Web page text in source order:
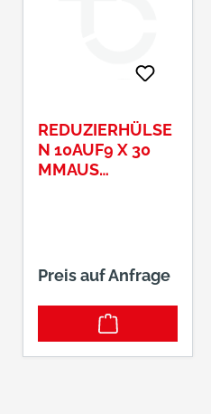
REDUZIERHÜLSE
N 10AUF9 X 30
MMAUS
Preis auf Anfrage